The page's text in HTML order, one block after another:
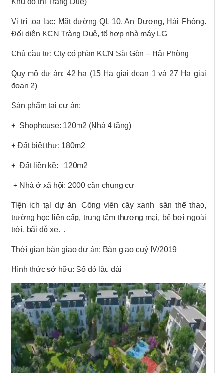
Khu đô thi Tràng Duệ)
Vị trí tọa lạc: Mặt đường QL 10, An Dương, Hải Phòng.
Đối diện KCN Tràng Duệ, tổ hợp nhà máy LG
Chủ đầu tư: Cty cổ phần KCN Sài Gòn – Hải Phòng
Quy mô dự án: 42 ha (15 Ha giai đoạn 1 và 27 Ha giai
đoạn 2)
Sản phẩm tại dự án:
+ Shophouse: 120m2 (Nhà 4 tầng)
+ Đất biệt thự: 180m2
+ Đất liền kề: 120m2
+ Nhà ở xã hội: 2000 căn chung cư
Tiện ích tại dự án: Công viên cây xanh, sân thể thao,
trường học liên cấp, trung tâm thương mại, bể bơi ngoài
trời, bãi đỗ xe…
Thời gian bàn giao dự án: Bàn giao quý IV/2019
Hình thức sở hữu: Sổ đỏ lâu dài